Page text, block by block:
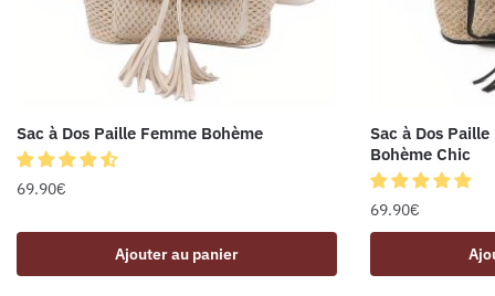
Sac à Dos Paille Femme Bohème
69.90€
Ajouter au panier
Sac à Dos Paille
Bohème Chic
69.90€